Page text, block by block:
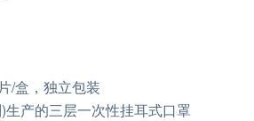
/盒，独立包装
产的三层一次性挂耳式口罩